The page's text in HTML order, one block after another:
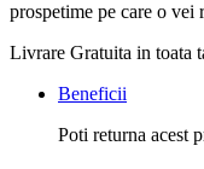
prospetime pe care o
Livrare Gratuita in toata
Beneficii
Poti returna acest